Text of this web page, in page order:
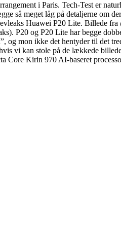
i Paris. Tech-Test er
så meget låg på detaljerne om
Huawei P20 Lite. Billede
P20 og P20 Lite har begge
mon ikke det hentyder til det
vi kan stole på de lækkede
Core Kirin 970 AI-baseret